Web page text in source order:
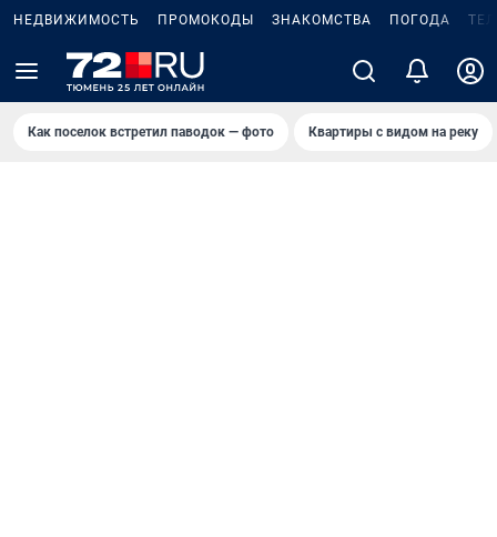
НЕДВИЖИМОСТЬ ПРОМОКОДЫ ЗНАКОМСТВА ПОГОДА
Как поселок встретил паводок — фото Квартиры с видом на реку